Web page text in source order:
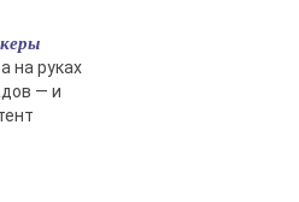
на руках
— и